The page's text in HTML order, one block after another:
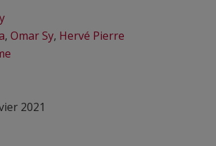
, Omar Sy, Hervé Pierre
2021